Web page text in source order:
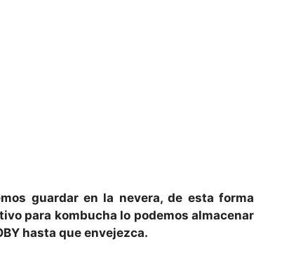
guardar en la nevera, de esta forma
para kombucha lo podemos almacenar
hasta que envejezca.